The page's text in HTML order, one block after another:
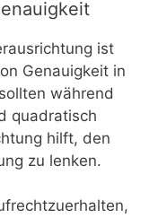
ist
Genauigkeit in
während
quadratisch
hilft, den
zu lenken.